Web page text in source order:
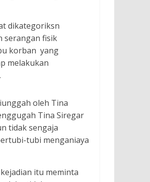
dikategoriksn
serangan fisik
korban yang
melakukan
oleh Tina
Tina Siregar
tidak sengaja
tubi menganiaya
itu meminta